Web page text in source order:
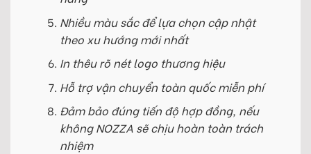
Nhiều màu sắc để lựa chọn cập nhật
theo xu hướng mới nhất
In thêu rõ nét logo thương hiệu
Hỗ trợ vận chuyển toàn quốc miễn phí
Đảm bảo đúng tiến độ hợp đồng, nếu
không NOZZA sẽ chịu hoàn toàn trách
nhiệm